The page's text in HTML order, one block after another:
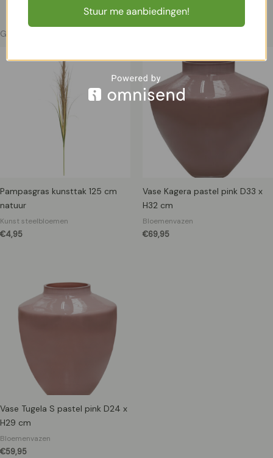
Gerelateerde producten
Pampasgras kunsttak 125 cm
natuur
Kunst steelbloemen
€4,95
Vase Kagera pastel pink D33 x
H32 cm
Bloemenvazen
€69,95
Vase Tugela S pastel pink D24 x
H29 cm
Bloemenvazen
€59,95
Stuur me aanbiedingen!